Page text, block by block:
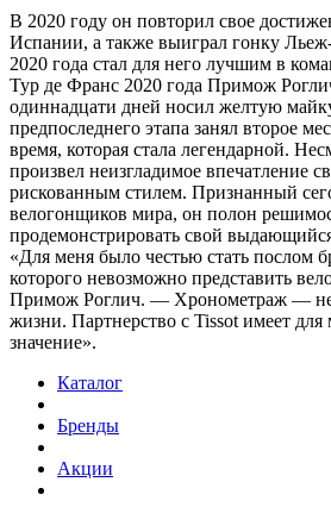
В 2020 году он повторил свое
Испании, а также выиграл гонку
2020 года стал для него лучшим в
Тур де Франс 2020 года Примож
одиннадцати дней носил желтую
предпоследнего этапа занял второе
время, которая стала легендарной.
произвел неизгладимое впечатление
рискованным стилем. Признанный
велогонщиков мира, он полон
продемонстрировать свой
«Для меня было честью стать послом
которого невозможно представить
Примож Роглич. — Хронометраж —
жизни. Партнерство с Tissot имеет для
значение».
Каталог
Бренды
Акции